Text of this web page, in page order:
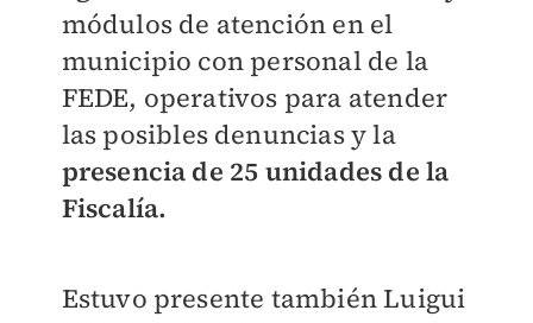
módulos de atención en el
municipio con personal de la
FEDE, operativos para atender
las posibles denuncias y la
presencia de 25 unidades de la
Fiscalía.
Estuvo presente también Luigui